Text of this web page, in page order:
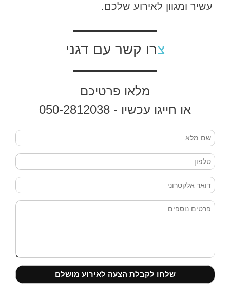
עשיר ומגוון לאירוע שלכם.
צרו קשר עם דגני
מלאו פרטיכם
או חייגו עכשיו - 050-2812038